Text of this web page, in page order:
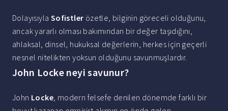
Dolayısıyla Sofistler özetle, bilginin göreceli olduğunu,
ancak yararlı olması bakımından bir değer taşıdığını,
ahlaksal, dinsel, hukuksal değerlerin, herkes için geçerli
nesnel nitelikten yoksun olduğunu savunmuşlardır.
John Locke neyi savunur?
John Locke, modern felsefe denilen dönemde farklı bir